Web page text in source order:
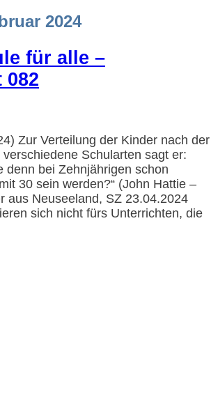
2024
für alle –
082
Zur Verteilung der Kinder nach der
Schularten sagt er:
denn bei Zehnjährigen schon
30 sein werden?“ (John Hattie –
aus Neuseeland, SZ 23.04.2024
sich nicht fürs Unterrichten, die